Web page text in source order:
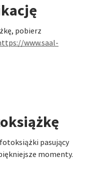
pobierz
www.saal-
pasujący
momenty.